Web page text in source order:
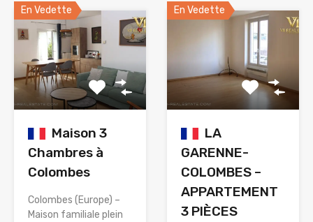
En Vedette
Maison 3
Chambres à
Colombes
Colombes (Europe) –
Maison familiale plein
En Vedette
LA
GARENNE-
COLOMBES –
APPARTEMENT
3 PIÈCES